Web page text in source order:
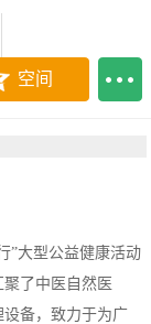
空间
”大型公益健康活动
了中医自然医
备，致力于为广